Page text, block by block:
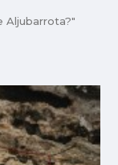
Aljubarrota?"